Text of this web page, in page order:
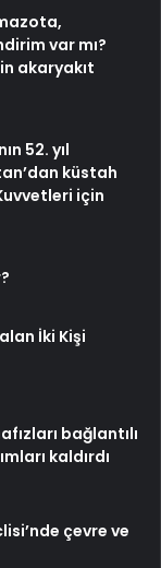
var mı?
akaryakıt
52. yıl
küstah
için
İki Kişi
bağlantılı
kaldırdı
çevre ve